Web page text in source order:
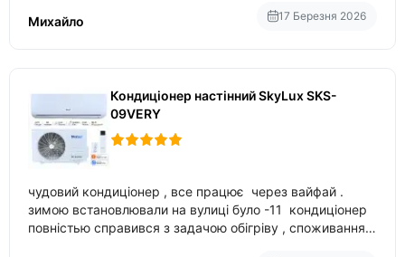
Михайло 17 Березня 2026
Кондиціонер настінний SkyLux SKS-
09VERY
чудовий кондиціонер , все працює через вайфай .
зимою встановлювали на вулиці було -11 кондиціонер
повністью справився з задачою обігріву , споживання